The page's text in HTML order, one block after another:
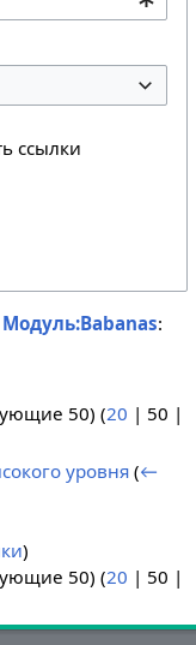
ссылки
Модуль:Babanas:
50) (20 | 50 |
уровня (←
)
50) (20 | 50 |